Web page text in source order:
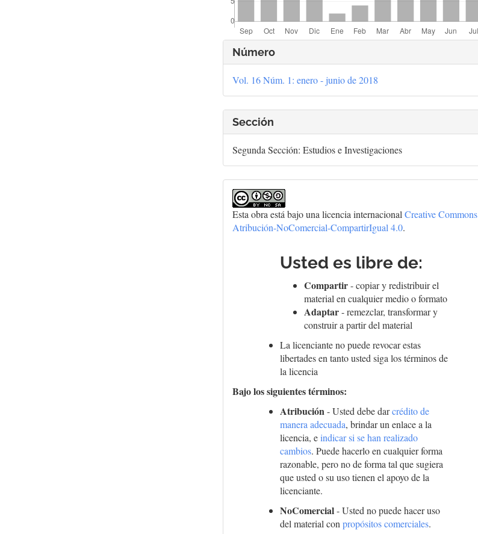
Detalles
del
artículo
Número
Vol. 16 Núm. 1: enero - junio de 2018
Sección
Segunda Sección: Estudios e Investigaciones
Esta obra está bajo una licencia internacionalCreative Commons
Atribución-NoComercial-CompartirIgual 4.0.
Usted es libre de:
Compartir- copiar y redistribuir el
material en cualquier medio o formato
Adaptar- remezclar, transformar y
construir a partir del material
La licenciante no puede revocar estas
libertades en tanto usted siga los términos de
la licencia
Bajo los siguientes términos:
Atribución- Usted debe darcrédito de
manera adecuada, brindar un enlace a la
licencia, eindicar si se han realizado
cambios. Puede hacerlo en cualquier forma
razonable, pero no de forma tal que sugiera
que usted o su uso tienen el apoyo de la
licenciante.
NoComercial- Usted no puede hacer uso
del material conpropósitos comerciales.